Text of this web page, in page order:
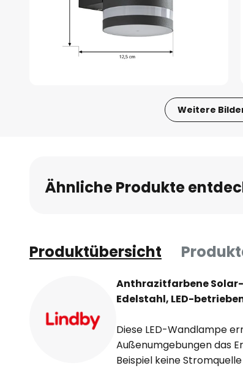
Weitere
Bildgalerie
springen
Ähnliche Produkte
Produktübersicht
Anthrazitfarbene
Edelstahl, LED-
Diese LED-Wandlampe
Außenumgebungen das
Beispiel keine